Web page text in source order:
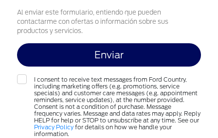
Al enviar este formulario, entiendo que pueden
contactarme con ofertas o información sobre sus
productos y servicios.
I consent to receive text messages from Ford Country,
including marketing offers (e.g. promotions, service
specials) and customer care messages (e.g. appointment
reminders, service updates), at the number provided.
Consent is not a condition of purchase. Message
frequency varies. Message and data rates may apply. Reply
HELP for help or STOP to unsubscribe at any time. See our
Privacy Policy for details on how we handle your
information.